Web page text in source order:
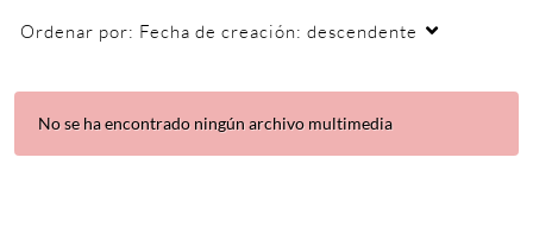
Ordenar por: Fecha de creación: descendente
No se ha encontrado ningún archivo multimedia